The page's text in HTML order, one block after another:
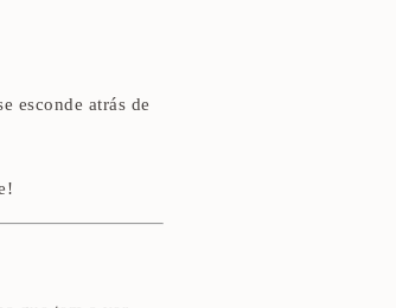
esconde atrás de